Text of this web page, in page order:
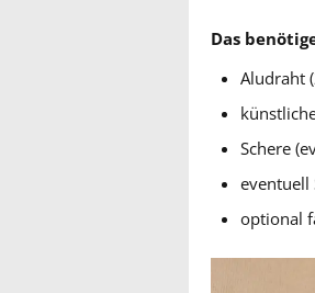
Das
Aludraht
Schere
eventuell
optional